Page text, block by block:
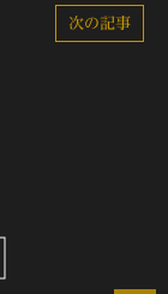
次の記事